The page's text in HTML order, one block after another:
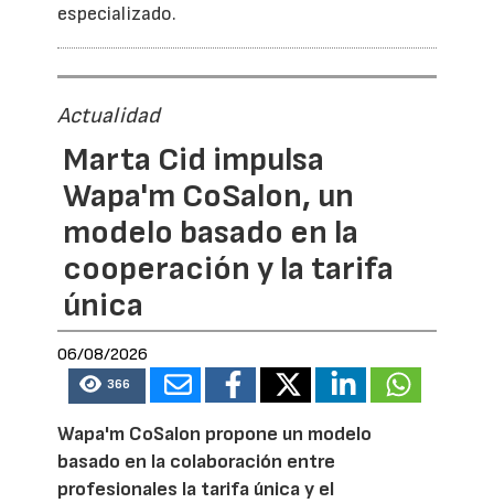
especializado.
Actualidad
Marta Cid impulsa
Wapa'm CoSalon, un
modelo basado en la
cooperación y la tarifa
única
06/08/2026
366
Wapa'm CoSalon propone un modelo
basado en la colaboración entre
profesionales la tarifa única y el